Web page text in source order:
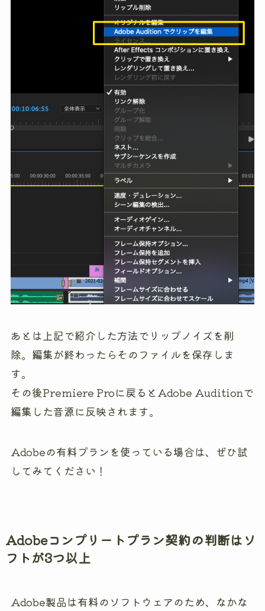
あとは上記で紹介した方法でリップノイズを削
除。編集が終わったらそのファイルを保存しま
す。
その後Premiere Proに戻るとAdobe Auditionで
編集した音源に反映されます。
Adobeの有料プランを使っている場合は、ぜひ試
してみてください！
Adobeコンプリートプラン契約の判断はソ
フトが3つ以上
Adobe製品は有料のソフトウェアのため、なかな